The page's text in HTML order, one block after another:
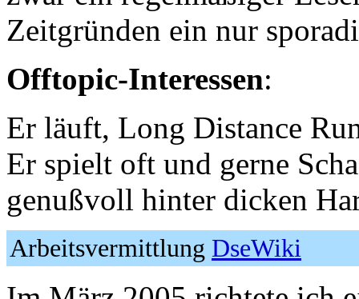
Zeitgründen ein nur
Offtopic-Interessen:
Er läuft, Long Distance
Er spielt oft und gerne
genußvoll hinter dicken
Arbeitsvermittlung DseWiki